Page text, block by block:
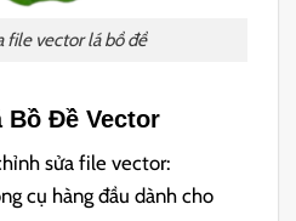
file vector lá bồ đề
Bồ Đề Vector
sửa file vector:
cụ hàng đầu dành cho